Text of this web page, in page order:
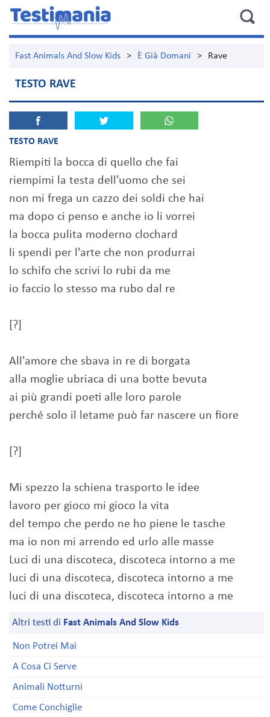
Fast Animals And Slow Kids > È Già Domani > Rave
TESTO RAVE
TESTO RAVE
Riempiti la bocca di quello che fai
riempimi la testa dell'uomo che sei
non mi frega un cazzo dei soldi che hai
ma dopo ci penso e anche io li vorrei
la bocca pulita moderno clochard
li spendi per l'arte che non produrrai
lo schifo che scrivi lo rubi da me
io faccio lo stesso ma rubo dal re
[?]
All'amore che sbava in re di borgata
alla moglie ubriaca di una botte bevuta
ai più grandi poeti alle loro parole
perché solo il letame può far nascere un fiore
[?]
Mi spezzo la schiena trasporto le idee
lavoro per gioco mi gioco la vita
del tempo che perdo ne ho piene le tasche
ma io non mi arrendo ed urlo alle masse
Luci di una discoteca, discoteca intorno a me
luci di una discoteca, discoteca intorno a me
luci di una discoteca, discoteca intorno a me
Altri testi di Fast Animals And Slow Kids
Non Potrei Mai
A Cosa Ci Serve
Animali Notturni
Come Conchiglie